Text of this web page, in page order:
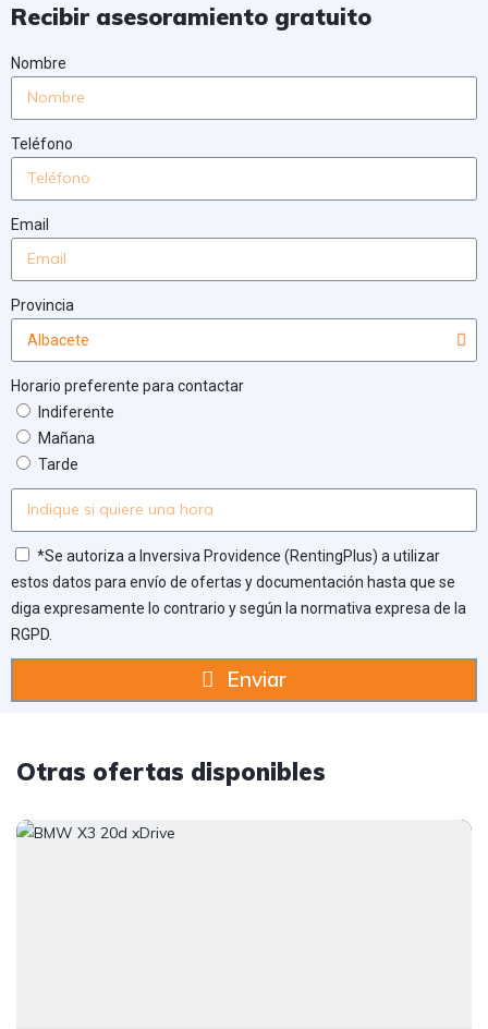
Recibir asesoramiento gratuito
Nombre
Teléfono
Email
Provincia
Horario preferente para contactar
Indiferente
Mañana
Tarde
*Se autoriza a Inversiva Providence (RentingPlus) a utilizar
estos datos para envío de ofertas y documentación hasta que se
diga expresamente lo contrario y según la normativa expresa de la
RGPD.
Enviar
Otras ofertas disponibles